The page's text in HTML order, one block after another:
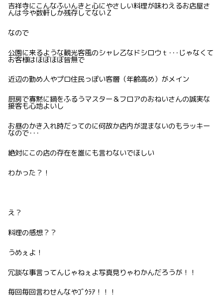
吉祥寺にこんなふいんきと心にやさしい料理が味わえるお店屋さ
んは今や数軒しか残存してないＺ
なので
公園に来るような観光客風のシャレ乙なドシロウｔ･･･じゃなくて
お客様はほぼほぼ皆無で
近辺の勤め人やプロ住民っぽい客層（年齢高め）がメイン
厨房で寡黙に鍋をふるうマスター＆フロアのおねいさんの誠実な
接客も心地よいし
お昼のかき入れ時だってのに何故か店内が混まないのもラッキー
なので･･･
絶対にこの店の存在を誰にも言わないでほしい
わかった？！
え？
料理の感想？？
うめぇよ！
冗談な事言ってんじゃねぇよ写真見りゃわかんだろうが！！
毎回毎回言わせんなやｺﾞｳﾗｱ！！！